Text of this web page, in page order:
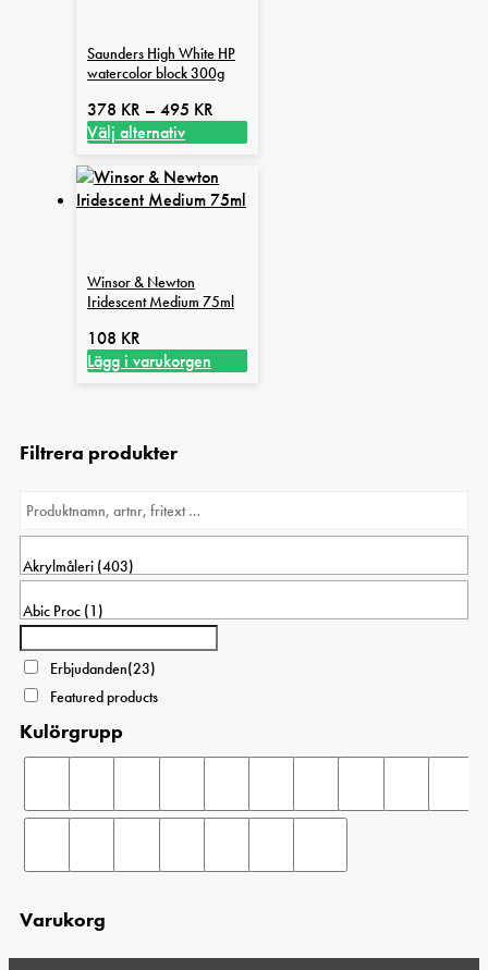
Saunders High White HP
watercolor block 300g
378 KR – 495 KR
495 kr
Välj alternativ
här
produkten
De
olika
alternativen
kan
Winsor & Newton
Iridescent Medium 75ml
108 KR
Lägg i varukorgen
Filtrera produkter
Erbjudanden(23)
Featured products
Kulörgrupp
Varukorg